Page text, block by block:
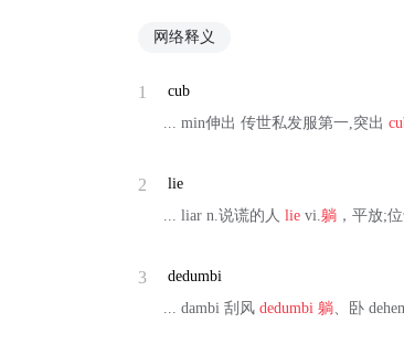
网络释义
1
cub
... min伸出 传世私发服第一,突出
2
lie
... liar n.说谎的人lie vi.躺 ，平放;
3
dedumbi
... dambi 刮风dedumbi 躺 、卧